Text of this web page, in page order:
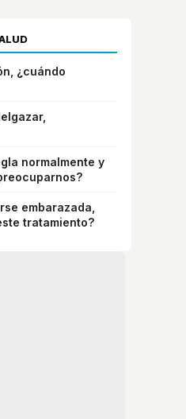
¿cuándo
normalmente y
embarazada,
tratamiento?